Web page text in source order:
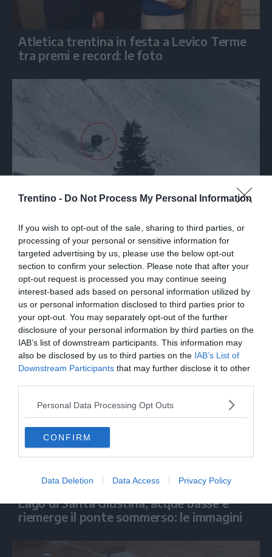
Trentino - Do Not Process My Personal Information
If you wish to opt-out of the sale, sharing to third parties, or
processing of your personal or sensitive information for
targeted advertising by us, please use the below opt-out
section to confirm your selection. Please note that after your
opt-out request is processed you may continue seeing
interest-based ads based on personal information utilized by
us or personal information disclosed to third parties prior to
your opt-out. You may separately opt-out of the further
disclosure of your personal information by third parties on the
IAB’s list of downstream participants. This information may
also be disclosed by us to third parties on the IAB’s List of
Downstream Participants that may further disclose it to other
Personal Data Processing Opt Outs
CONFIRM
Data Deletion Data Access Privacy Policy
Atletica trentina in festa a Levico Terme
tra premi e record: le foto
DRAMMA
Il tragico schianto di una telecabina
nell'area sciistica di Engelberg
IL CASO
Lago di Santa Giustina, acque basse e
riemerge il ponte sommerso: le immagini